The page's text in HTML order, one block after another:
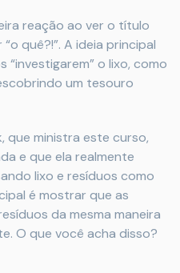
reação ao ver o título
quê?!”. A ideia principal
“investigarem” o lixo, como
um tesouro
que ministra este curso,
e que ela realmente
lixo e resíduos como
é mostrar que as
da mesma maneira
O que você acha disso?